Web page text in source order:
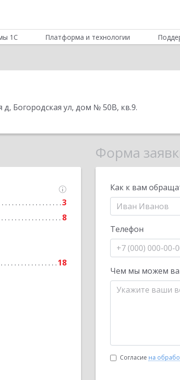
1С Платформа и технологии
д, Богородская ул, дом № 50В, кв.9.
3
8
18
Форма
Как к вам
Телефон
Чем мы можем
Согласие на